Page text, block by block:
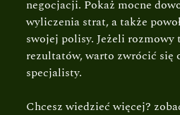
negocjacji. Pokaż mocne
wyliczenia strat, a także
swojej polisy. Jeżeli rozmowy
rezultatów, warto zwrócić się
specjalisty.
Chcesz wiedzieć więcej?